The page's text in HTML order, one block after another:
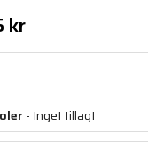
kr
- Inget tillagt